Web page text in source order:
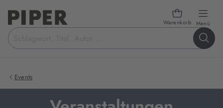
Warenkorb Menü
Suchbegriff
eingeben
Events